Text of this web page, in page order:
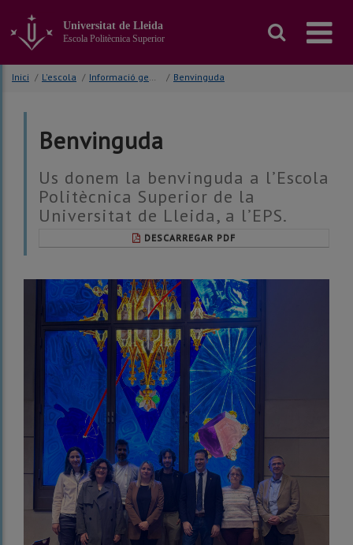
contingut
principal
Universitat de Lleida
Escola Politècnica Superior
Inici / L'escola / Informació general / Benvinguda
Benvinguda
Us donem la benvinguda a l’Escola
Politècnica Superior de la
Universitat de Lleida, a l’EPS.
DESCARREGAR PDF